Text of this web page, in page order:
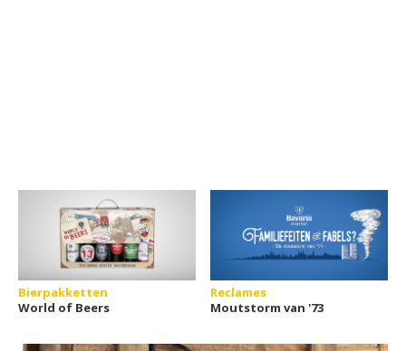
Bierpakketten
World of Beers
Reclames
Moutstorm van '73